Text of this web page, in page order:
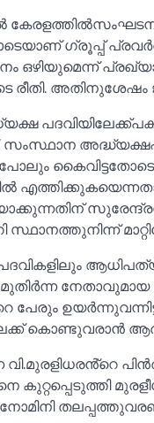
ഗ്രൂപ്പ്
ഒഴിയുമെന്ന്‌
രീതി.
ആധിപത്യം
നേതാവുമായ
കൊണ്ടുവരാൻ
കുറ്റപ്പെടുത്തി